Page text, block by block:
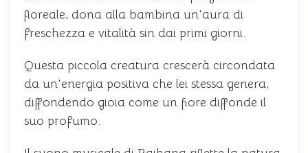
floreale, dona alla bambina un'aura di
freschezza e vitalità sin dai primi giorni.
Questa piccola creatura crescerà circondata
da un'energia positiva che lei stessa genera,
diffondendo gioia come un fiore diffonde il
suo profumo.